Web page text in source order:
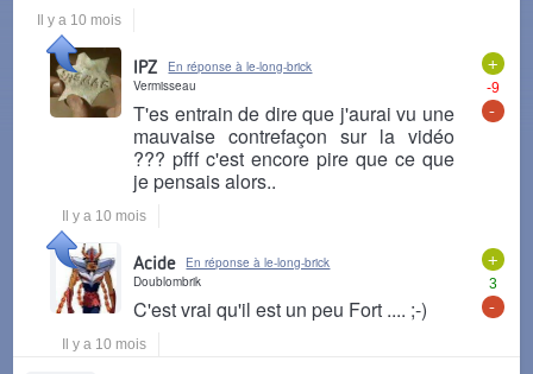
Il y a 10 mois
+
-9
-
IPZ
En réponse à le-long-brick
Vermisseau
T'es entrain de dire que j'aurai vu une
mauvaise contrefaçon sur la vidéo
??? pfff c'est encore pire que ce que
je pensais alors..
Il y a 10 mois
+
3
-
Acide
En réponse à le-long-brick
Doublombrik
C'est vrai qu'il est un peu Fort .... ;-)
Il y a 10 mois